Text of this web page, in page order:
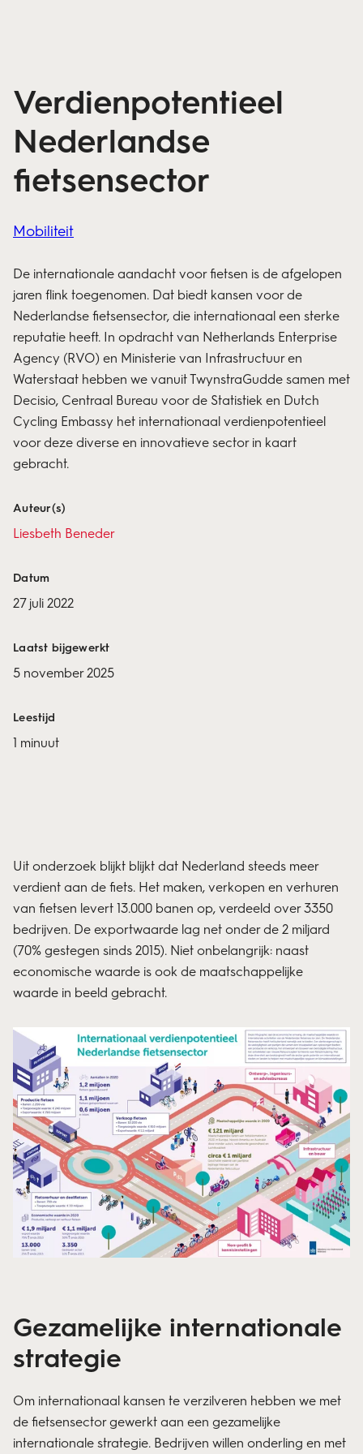
Verdienpotentieel
Nederlandse
fietsensector
Mobiliteit
De internationale aandacht voor fietsen is de afgelopen
jaren flink toegenomen. Dat biedt kansen voor de
Nederlandse fietsensector, die internationaal een sterke
reputatie heeft. In opdracht van Netherlands Enterprise
Agency (RVO) en Ministerie van Infrastructuur en
Waterstaat hebben we vanuit TwynstraGudde samen met
Decisio, Centraal Bureau voor de Statistiek en Dutch
Cycling Embassy het internationaal verdienpotentieel
voor deze diverse en innovatieve sector in kaart
gebracht.
Auteur(s)
Liesbeth Beneder
Datum
27 juli 2022
Laatst bijgewerkt
5 november 2025
Leestijd
1 minuut
Uit onderzoek blijkt blijkt dat Nederland steeds meer
verdient aan de fiets. Het maken, verkopen en verhuren
van fietsen levert 13.000 banen op, verdeeld over 3350
bedrijven. De exportwaarde lag net onder de 2 miljard
(70% gestegen sinds 2015). Niet onbelangrijk: naast
economische waarde is ook de maatschappelijke
waarde in beeld gebracht.
Gezamelijke internationale
strategie
Om internationaal kansen te verzilveren hebben we met
defietsensectorgewerkt aan een gezamelijke
internationale strategie. Bedrijven willen onderling en met